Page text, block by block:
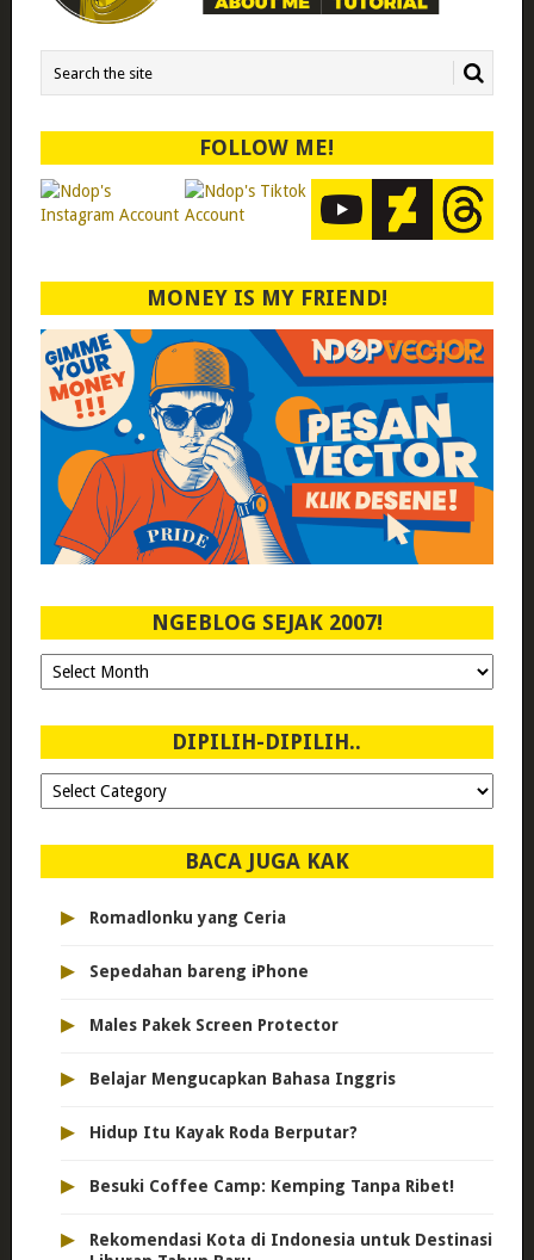
FOLLOW ME!
MONEY IS MY FRIEND!
NGEBLOG SEJAK 2007!
Ngeblog
Sejak
DIPILIH-DIPILIH..
Dipilih-
dipilih..
BACA JUGA KAK
▸ Romadlonku yang Ceria
▸ Sepedahan bareng iPhone
▸ Males Pakek Screen Protector
▸ Belajar Mengucapkan Bahasa Inggris
▸ Hidup Itu Kayak Roda Berputar?
▸ Besuki Coffee Camp: Kemping Tanpa Ribet!
▸
Rekomendasi Kota di Indonesia untuk Destinasi